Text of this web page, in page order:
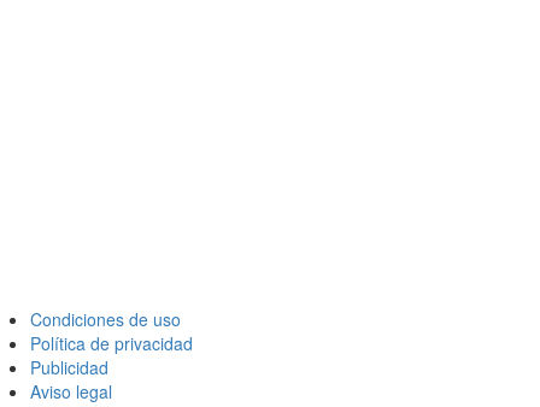
Condiciones de uso
Política de privacidad
Publicidad
Aviso legal